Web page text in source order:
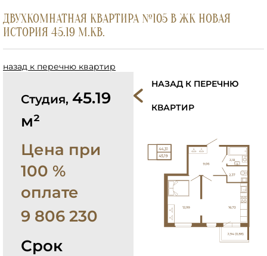
ДВУХКОМНАТНАЯ КВАРТИРА №105 В ЖК НОВАЯ
ИСТОРИЯ 45.19 М.КВ.
назад к перечню квартир
Студия, 45.19
м²
Цена при
100 %
оплате
9 806 230
Срок
НАЗАД К ПЕРЕЧНЮ
КВАРТИР